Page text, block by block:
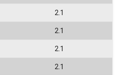
2.1
2.1
2.1
2.1